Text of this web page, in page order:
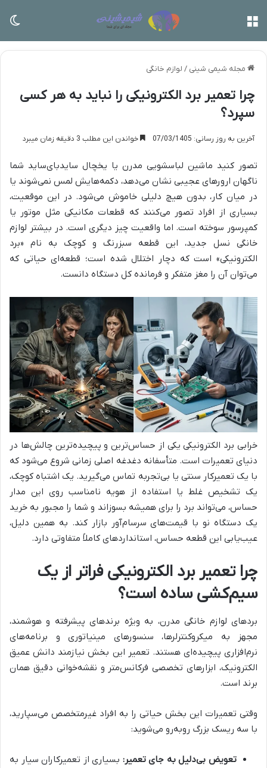
مجله شیمی شینی / لوازم خانگی
چرا تعمیر برد الکترونیکی را نباید به هر کسی
سپرد؟
آخرین به روز رسانی: 07/03/1405 خواندن این مطلب 3 دقیقه زمان میبرد
تصور کنید ماشین لباسشویی مدرن یا یخچال ساید‌بای‌ساید شما
ناگهان ارورهای عجیبی نشان می‌دهد، دکمه‌هایش لمس نمی‌شوند یا
در میان کار، بدون هیچ دلیلی خاموش می‌شود. در این موقعیت،
بسیاری از افراد تصور می‌کنند که قطعات مکانیکی مثل موتور یا
کمپرسور سوخته است. اما واقعیت چیز دیگری است. در بیشتر لوازم
خانگی نسل جدید، این قطعه سبزرنگ و کوچک به نام «برد
الکترونیکی» است که دچار اختلال شده است؛ قطعه‌ای حیاتی که
می‌توان آن را مغز متفکر و فرمانده کل دستگاه دانست.
خرابی برد الکترونیکی یکی از حساس‌ترین و پیچیده‌ترین چالش‌ها در
دنیای تعمیرات است. متأسفانه دغدغه اصلی زمانی شروع می‌شود که
با یک تعمیرکار سنتی یا بی‌تجربه تماس می‌گیرید. یک اشتباه کوچک،
یک تشخیص غلط یا استفاده از هویه نامناسب روی این مدار
حساس، می‌تواند برد را برای همیشه بسوزاند و شما را مجبور به خرید
یک دستگاه نو با قیمت‌های سرسام‌آور بازار کند. به همین دلیل،
عیب‌یابی این قطعه حساس، استانداردهای کاملاً متفاوتی دارد.
چرا تعمیر برد الکترونیکی فراتر از یک
سیم‌کشی ساده است؟
بردهای لوازم خانگی مدرن، به ویژه برندهای پیشرفته و هوشمند،
مجهز به میکروکنترلرها، سنسورهای مینیاتوری و برنامه‌های
نرم‌افزاری پیچیده‌ای هستند. تعمیر این بخش نیازمند دانش عمیق
الکترونیک، ابزارهای تخصصی فرکانس‌متر و نقشه‌خوانی دقیق همان
برند است.
وقتی تعمیرات این بخش حیاتی را به افراد غیرمتخصص می‌سپارید،
با سه ریسک بزرگ روبه‌رو می‌شوید:
تعویض بی‌دلیل به جای تعمیر: بسیاری از تعمیرکاران سیار به